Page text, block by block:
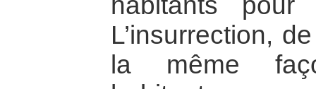
L’insurrection,
la même